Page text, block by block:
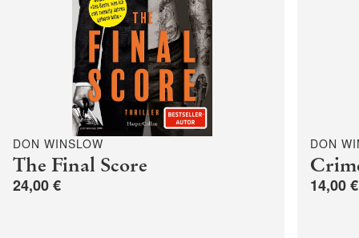
DON WINSLOW
The Final Score
24,00 €
DON
14,00 €